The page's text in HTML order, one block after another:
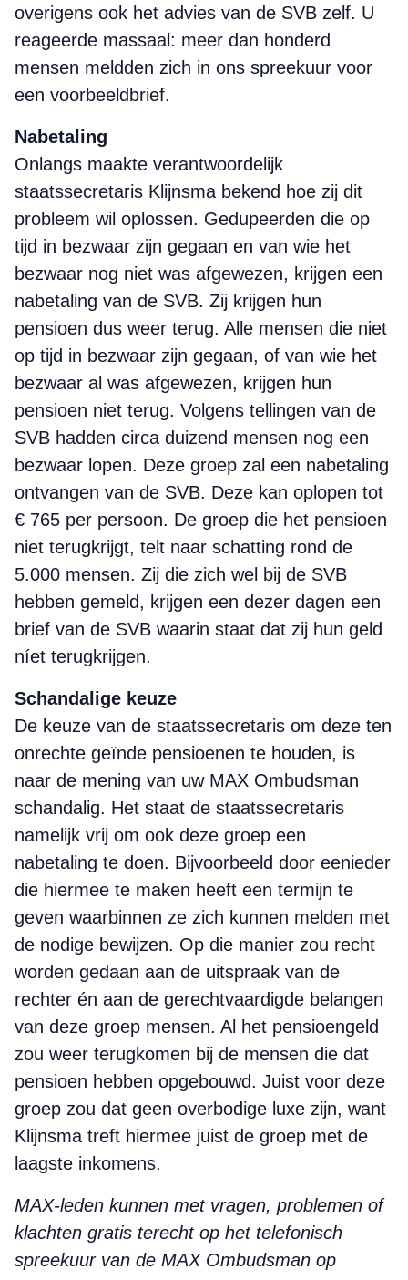
overigens ook het advies van de SVB zelf. U
reageerde massaal: meer dan honderd
mensen meldden zich in ons spreekuur voor
een voorbeeldbrief.
Nabetaling
Onlangs maakte verantwoordelijk
staatssecretaris Klijnsma bekend hoe zij dit
probleem wil oplossen. Gedupeerden die op
tijd in bezwaar zijn gegaan en van wie het
bezwaar nog niet was afgewezen, krijgen een
nabetaling van de SVB. Zij krijgen hun
pensioen dus weer terug. Alle mensen die niet
op tijd in bezwaar zijn gegaan, of van wie het
bezwaar al was afgewezen, krijgen hun
pensioen niet terug. Volgens tellingen van de
SVB hadden circa duizend mensen nog een
bezwaar lopen. Deze groep zal een nabetaling
ontvangen van de SVB. Deze kan oplopen tot
€ 765 per persoon. De groep die het pensioen
niet terugkrijgt, telt naar schatting rond de
5.000 mensen. Zij die zich wel bij de SVB
hebben gemeld, krijgen een dezer dagen een
brief van de SVB waarin staat dat zij hun geld
níet terugkrijgen.
Schandalige keuze
De keuze van de staatssecretaris om deze ten
onrechte geïnde pensioenen te houden, is
naar de mening van uw MAX Ombudsman
schandalig. Het staat de staats­secretaris
namelijk vrij om ook deze groep een
nabetaling te doen. Bijvoorbeeld door eenieder
die hiermee te maken heeft een termijn te
geven waarbinnen ze zich kunnen melden met
de nodige bewijzen. Op die manier zou recht
worden gedaan aan de uitspraak van de
rechter én aan de gerechtvaardigde belangen
van deze groep mensen. Al het pensioengeld
zou weer terugkomen bij de mensen die dat
pensioen hebben opgebouwd. Juist voor deze
groep zou dat geen overbodige luxe zijn, want
Klijnsma treft hiermee juist de groep met de
laagste inkomens.
MAX-leden kunnen met vragen, problemen of
klachten gratis terecht op het telefonisch
spreekuur van de MAX Ombudsman op